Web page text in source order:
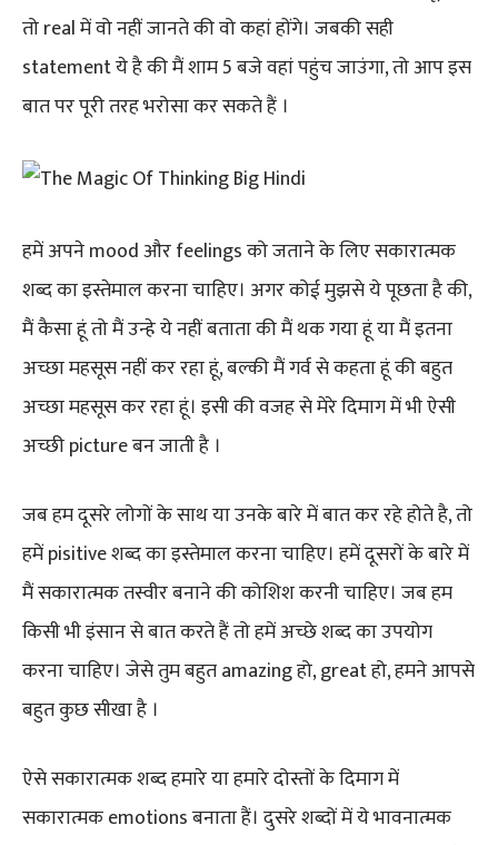
तो real में वो नहीं जानते की वो कहां होंगे। जबकी सही
statement ये है की मैं शाम 5 बजे वहां पहुंच जाउंगा, तो आप इस
बात पर पूरी तरह भरोसा कर सकते हैं ।
हमें अपने mood और feelings को जताने के लिए सकारात्मक
शब्द का इस्तेमाल करना चाहिए। अगर कोई मुझसे ये पूछता है की,
मैं कैसा हूं तो मैं उन्हे ये नहीं बताता की मैं थक गया हूं या मैं इतना
अच्छा महसूस नहीं कर रहा हूं, बल्की मैं गर्व से कहता हूं की बहुत
अच्छा महसूस कर रहा हूं। इसी की वजह से मेरे दिमाग में भी ऐसी
अच्छी picture बन जाती है ।
जब हम दूसरे लोगों के साथ या उनके बारे में बात कर रहे होते है, तो
हमें pisitive शब्द का इस्तेमाल करना चाहिए। हमें दूसरों के बारे में
मैं सकारात्मक तस्वीर बनाने की कोशिश करनी चाहिए। जब हम
किसी भी इंसान से बात करते हैं तो हमें अच्छे शब्द का उपयोग
करना चाहिए। जेसे तुम बहुत amazing हो, great हो, हमने आपसे
बहुत कुछ सीखा है ।
ऐसे सकारात्मक शब्द हमारे या हमारे दोस्तों के दिमाग में
सकारात्मक emotions बनाता हैं। दुसरे शब्दों में ये भावनात्मक